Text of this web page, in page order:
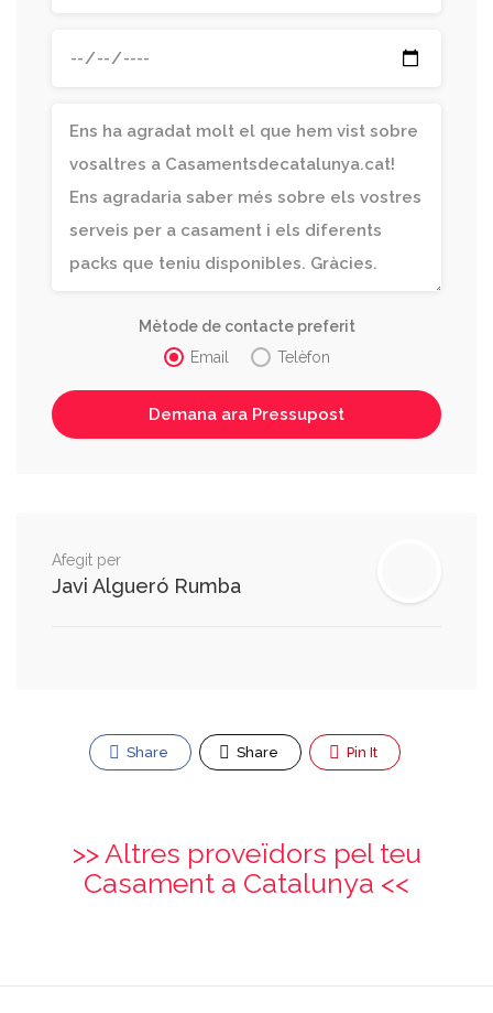
Mètode de contacte preferit
Email
Telèfon
Afegit per
Javi Algueró Rumba
Share Share Pin It
>> Altres proveïdors pel teu
Casament a Catalunya <<